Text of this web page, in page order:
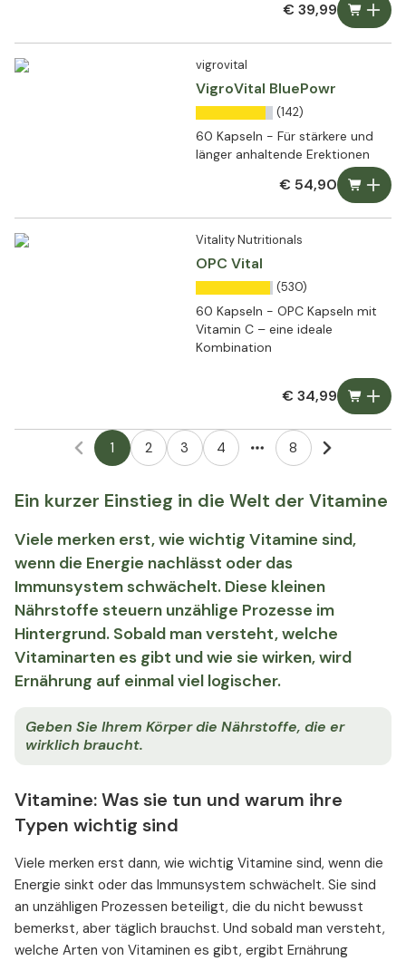
€ 39,99
vigrovital
VigroVital BluePowr
(142)
60 Kapseln - Für stärkere und
länger anhaltende Erektionen
€ 54,90
Vitality Nutritionals
OPC Vital
(530)
60 Kapseln - OPC Kapseln mit
Vitamin C – eine ideale
Kombination
€ 34,99
1 2 3 4
More pages
8
Ein kurzer Einstieg in die Welt der Vitamine
Viele merken erst, wie wichtig Vitamine sind,
wenn die Energie nachlässt oder das
Immunsystem schwächelt. Diese kleinen
Nährstoffe steuern unzählige Prozesse im
Hintergrund. Sobald man versteht, welche
Vitaminarten es gibt und wie sie wirken, wird
Ernährung auf einmal viel logischer.
Geben Sie Ihrem Körper die Nährstoffe, die er
wirklich braucht.
Vitamine: Was sie tun und warum ihre
Typen wichtig sind
Viele merken erst dann, wie wichtig Vitamine sind, wenn die
Energie sinkt oder das Immunsystem schwächelt. Sie sind
an unzähligen Prozessen beteiligt, die du nicht bewusst
bemerkst, aber täglich brauchst. Und sobald man versteht,
welche Arten von Vitaminen es gibt, ergibt Ernährung